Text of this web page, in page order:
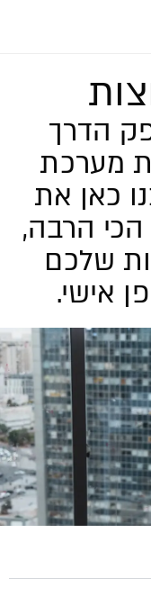
הדרך
מערכת
כאן את
הכי הרבה,
שלכם
אישי.